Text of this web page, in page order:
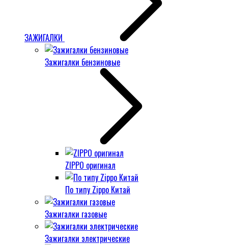
ЗАЖИГАЛКИ
Зажигалки бензиновые
ZIPPO оригинал
По типу Zippo Китай
Зажигалки газовые
Зажигалки электрические